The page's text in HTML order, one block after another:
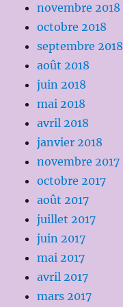
novembre 2018
octobre 2018
septembre 2018
août 2018
juin 2018
mai 2018
avril 2018
janvier 2018
novembre 2017
octobre 2017
août 2017
juillet 2017
juin 2017
mai 2017
avril 2017
mars 2017